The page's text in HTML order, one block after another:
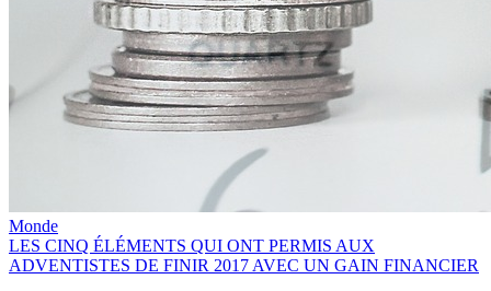
Monde
LES CINQ ÉLÉMENTS QUI ONT PERMIS AUX
ADVENTISTES DE FINIR 2017 AVEC UN GAIN FINANCIER